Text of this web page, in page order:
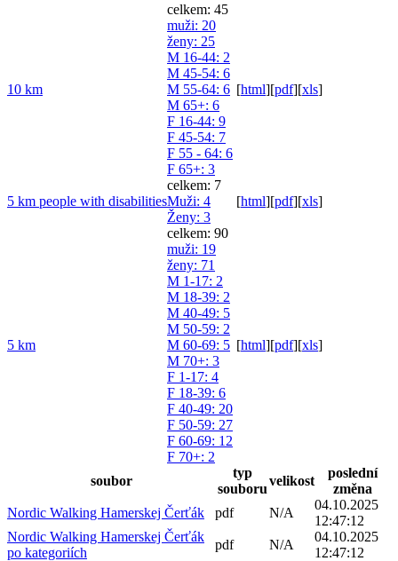
10 km
celkem: 45
muži: 20
ženy: 25
M 16-44: 2
M 45-54: 6
M 55-64: 6
M 65+: 6
F 16-44: 9
F 45-54: 7
F 55 - 64: 6
F 65+: 3
[html][pdf][xls]
5 km people with disabilities
celkem: 7
Muži: 4
Ženy: 3
[html][pdf][xls]
5 km
celkem: 90
muži: 19
ženy: 71
M 1-17: 2
M 18-39: 2
M 40-49: 5
M 50-59: 2
M 60-69: 5
M 70+: 3
F 1-17: 4
F 18-39: 6
F 40-49: 20
F 50-59: 27
F 60-69: 12
F 70+: 2
[html][pdf][xls]
soubor
typ
souboru
velikost
poslední
změna
Nordic Walking Hamerskej Čerťák
pdf N/A
04.10.2025
12:47:12
Nordic Walking Hamerskej Čerťák
po kategoriích
pdf N/A
04.10.2025
12:47:12